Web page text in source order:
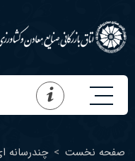
صفحه نخست > چندرسانه